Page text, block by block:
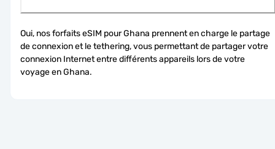
Oui, nos forfaits eSIM pour Ghana prennent en charge le partage
de connexion et le tethering, vous permettant de partager votre
connexion Internet entre différents appareils lors de votre
voyage en Ghana.